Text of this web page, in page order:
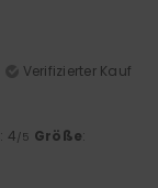
Verifizierter Kauf
: 4/5 Größe: